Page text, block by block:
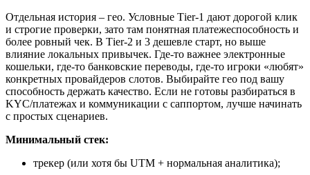
Отдельная история – гео. Условные Тier-1 дают дорогой клик
и строгие проверки, зато там понятная платежеспособность и
более ровный чек. В Тier-2 и 3 дешевле старт, но выше
влияние локальных привычек. Где-то важнее электронные
кошельки, где-то банковские переводы, где-то игроки «любят»
конкретных провайдеров слотов. Выбирайте гео под вашу
способность держать качество. Если не готовы разбираться в
KYC/платежах и коммуникации с саппортом, лучше начинать
с простых сценариев.
Минимальный стек:
трекер (или хотя бы UTM + нормальная аналитика);